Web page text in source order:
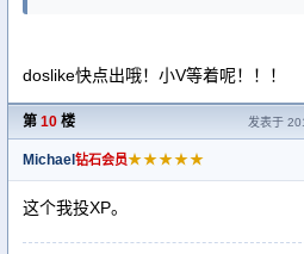
doslike快点出哦！小V等着呢！！！
第 10 楼 发表于
Michael 钻石会员★★★★★
这个我投XP。